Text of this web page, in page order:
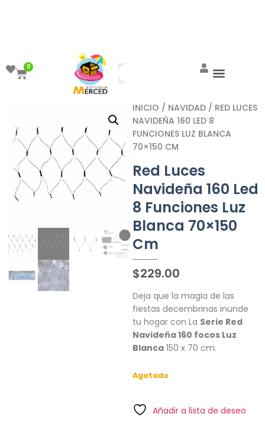
0
INICIO / NAVIDAD / RED LUCES
NAVIDEÑA 160 LED 8
FUNCIONES LUZ BLANCA
70×150 CM
Red Luces
Navideña 160 Led
8 Funciones Luz
Blanca 70×150
Cm
$229.00
Deja que la magia de las
fiestas decembrinas inunde
tu hogar con La Serie Red
Navideña 160 focos Luz
Blanca 150 x 70 cm.
Agotado
Añadir a lista de deseo